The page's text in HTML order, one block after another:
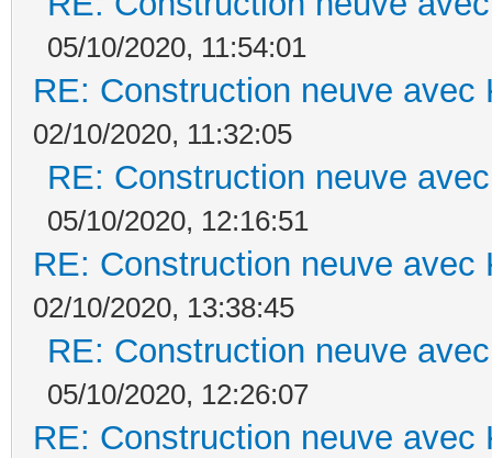
05/10/2020, 11:54:01
RE: Construction neuve avec
02/10/2020, 11:32:05
RE: Construction neuve
05/10/2020, 12:16:51
RE: Construction neuve avec
02/10/2020, 13:38:45
RE: Construction neuve
05/10/2020, 12:26:07
RE: Construction neuve avec